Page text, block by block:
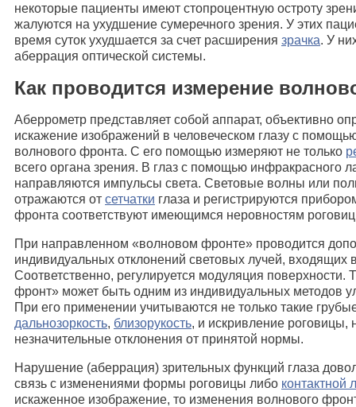
некоторые пациенты имеют стопроцентную остроту
жалуются на ухудшение сумеречного зрения. У этих
время суток ухудшается за счет расширения зрачка. У
аберрация оптической системы.
Как проводится измерение
Аберрометр представляет собой аппарат, объективно
искажение изображений в человеческом глазу с
волнового фронта. С его помощью измеряют не только
всего органа зрения. В глаз с помощью инфракрасного
направляются импульсы света. Световые волны или
отражаются от сетчатки глаза и регистрируются
фронта соответствуют имеющимся неровностям
При направленном «волновом фронте» проводится
индивидуальных отклонений световых лучей, входящих
Соответственно, регулируется модуляция поверхности.
фронт» может быть одним из индивидуальных методов
При его применении учитываются не только такие
дальнозоркость, близорукость, и искривление роговицы,
незначительные отклонения от принятой нормы.
Нарушение (аберрация) зрительных функций глаза
связь с изменениями формы роговицы либо контактной
искаженное изображение, то изменения волнового